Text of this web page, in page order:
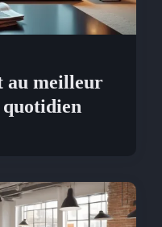
au meilleur
quotidien